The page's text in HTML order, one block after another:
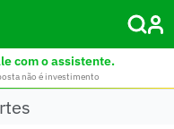
com o assistente.
não é investimento